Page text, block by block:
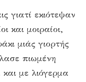
γιατί εκιότεψαν
και μοιραίοι,
μιάς γιορτής
πιωμένη
με λιόγερμα